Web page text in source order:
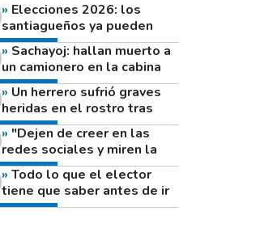
Elecciones 2026: los
santiagueños ya pueden
consultar dónde votan este
domingo
Sachayoj: hallan muerto a
un camionero en la cabina
de su vehículo a la vera de
un camino rural
Un herrero sufrió graves
heridas en el rostro tras
reventar el disco de una
amoladora
"Dejen de creer en las
redes sociales y miren la
heladera de sus casas": el
fuerte mensaje de una joven
que votó por primera vez
Todo lo que el elector
tiene que saber antes de ir
a votar este domingo